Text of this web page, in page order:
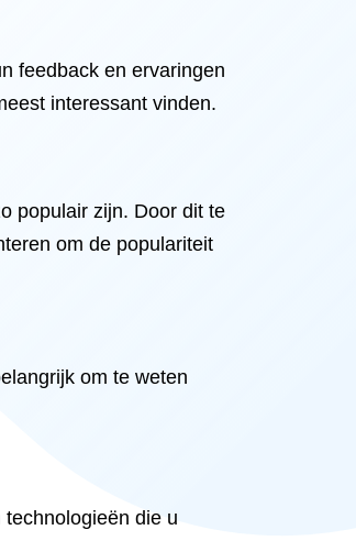
feedback en ervaringen
interessant vinden.
populair zijn. Door dit te
om de populariteit
om te weten
die u